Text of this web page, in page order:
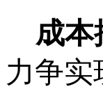
成本
力争实